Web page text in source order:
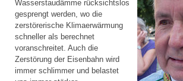
Wasserstaudämme rücksichtslos
gesprengt werden, wo die
zerstörerische Klimaerwärmung
schneller als berechnet
voranschreitet. Auch die
Zerstörung der Eisenbahn wird
immer schlimmer und belastet